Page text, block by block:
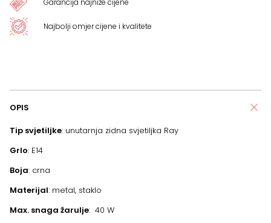
Najbolji omjer cijene i kvalitete
OPIS
Tip svjetiljke: unutarnja zidna svjetiljka Ray
Grlo: E14
Boja: crna
Materijal: metal, staklo
Max. snaga žarulje: 40 W